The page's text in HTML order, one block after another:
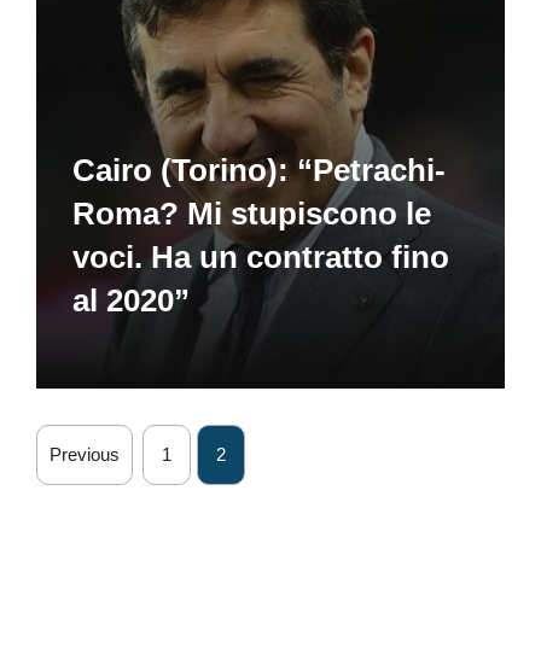
Cairo (Torino): “Petrachi-
Roma? Mi stupiscono le
voci. Ha un contratto fino
al 2020”
Previous 1 2